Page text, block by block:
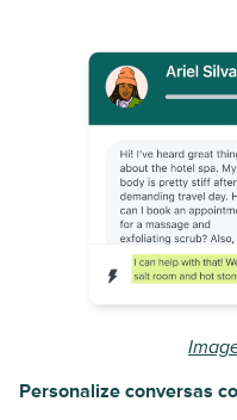
Personalize conversas